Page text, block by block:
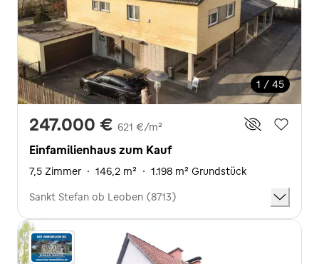
1 / 45
247.000 € 621 €/m²
Einfamilienhaus zum Kauf
7,5 Zimmer · 146,2 m² · 1.198 m² Grundstück
Sankt Stefan ob Leoben (8713)